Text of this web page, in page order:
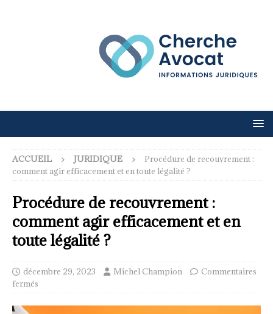
ACCUEIL JURIDIQUE
Procédure de recouvrement :
comment agir efficacement et en toute légalité ?
Procédure de recouvrement :
comment agir efficacement et en
toute légalité ?
décembre 29, 2023 Michel Champion
Commentaires
fermés